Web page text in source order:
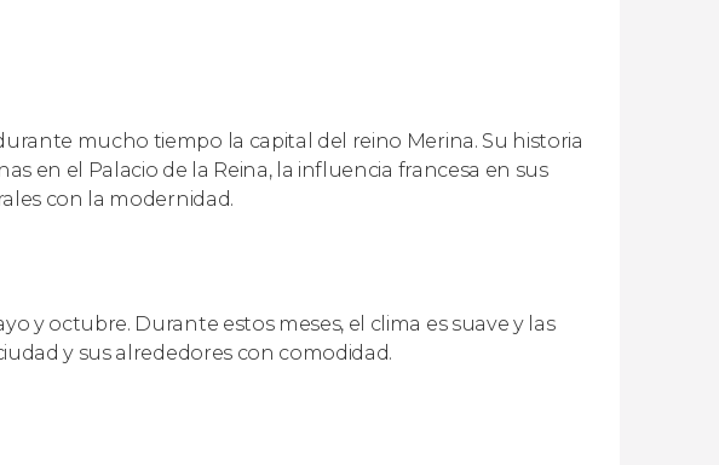
mucho tiempo la capital del reino Merina. Su historia
en el Palacio de la Reina, la influencia francesa en sus
con la modernidad.
y octubre. Durante estos meses, el clima es suave y las
y sus alrededores con comodidad.